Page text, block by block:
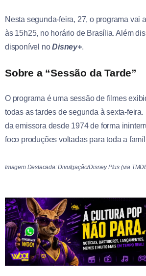
Nesta segunda-feira, 27, o programa vai
às 15h25, no horário de Brasília. Além
disponível noDisney+.
Sobre a “Sessão da Tarde”
O programa é uma sessão de filmes
todas as tardes de segunda à sexta-
da emissora desde 1974 de forma
foco produções voltadas para toda a
Imagem Destacada: Divulgação/Disney Plus (via